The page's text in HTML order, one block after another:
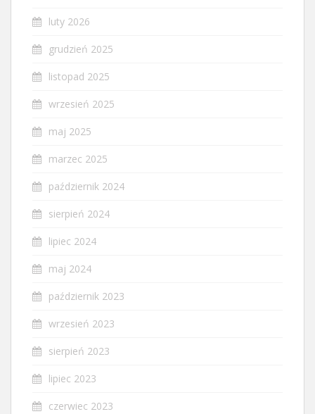
luty 2026
grudzień 2025
listopad 2025
wrzesień 2025
maj 2025
marzec 2025
październik 2024
sierpień 2024
lipiec 2024
maj 2024
październik 2023
wrzesień 2023
sierpień 2023
lipiec 2023
czerwiec 2023